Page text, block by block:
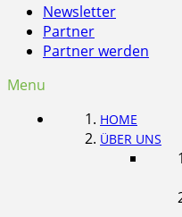
Newsletter
Partner
Partner werden
Menu
HOME
ÜBER UNS